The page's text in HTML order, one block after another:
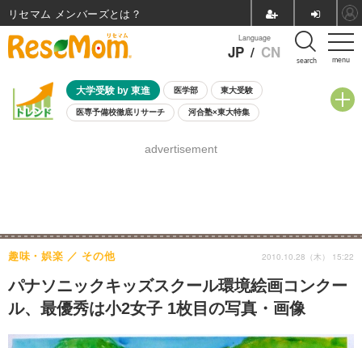
menu
Language
JP / CN search
大学受験 by 東進 医学部 東大受験
医専予備校徹底リサーチ 河合塾×東大特集
8月開催学校説明会・相談会
advertisement
パナソニックキッズスクール環境絵画コンクー
ル、最優秀は小2女子 1枚目の写真・画像
趣味・娯楽 その他 2010.10.28（木） 15:22
リセマム メンバーズ